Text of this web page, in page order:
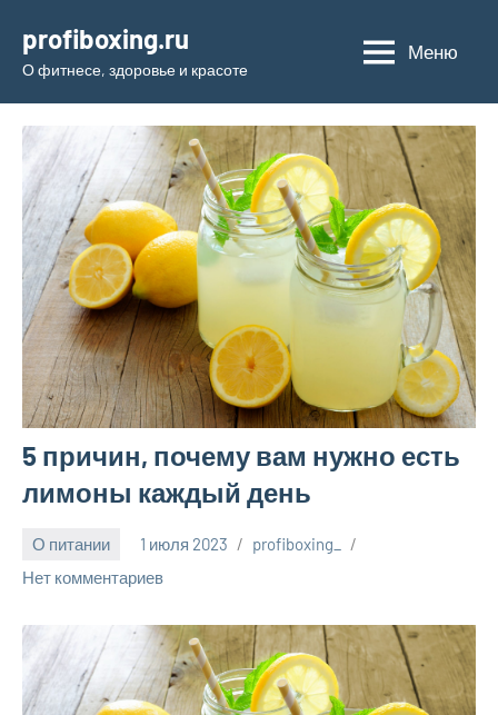
содержимому
profiboxing.ru
О фитнесе, здоровье и красоте
Меню
5 причин, почему вам нужно есть
лимоны каждый день
О питании 1 июля 2023
profiboxing_
Нет комментариев